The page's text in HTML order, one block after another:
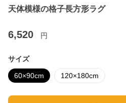
天体模様の格子長方形ラグ
6,520 円
サイズ
60×90cm 120×180cm